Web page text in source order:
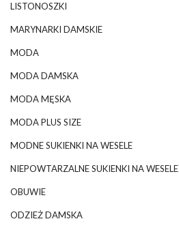
LISTONOSZKI
MARYNARKI DAMSKIE
MODA
MODA DAMSKA
MODA MĘSKA
MODA PLUS SIZE
MODNE SUKIENKI NA WESELE
NIEPOWTARZALNE SUKIENKI NA WESELE
OBUWIE
ODZIEŻ DAMSKA